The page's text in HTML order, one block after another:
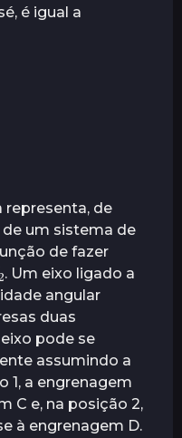
é igual a
representa, de
um sistema de
de fazer
. Um eixo ligado a
angular
duas
pode se
assumindo a
1, a engrenagem
C e, na posição 2,
à engrenagem D.